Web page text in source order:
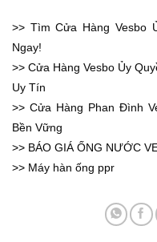
>> Tìm Cửa Hàng Vesbo
Ngay!
>>Cửa Hàng Vesbo Ủy
Uy Tín
>> Cửa Hàng Phan Đình
Bền Vững
>> BÁO GIÁ ỐNG NƯỚC
>> Máy hàn ống ppr